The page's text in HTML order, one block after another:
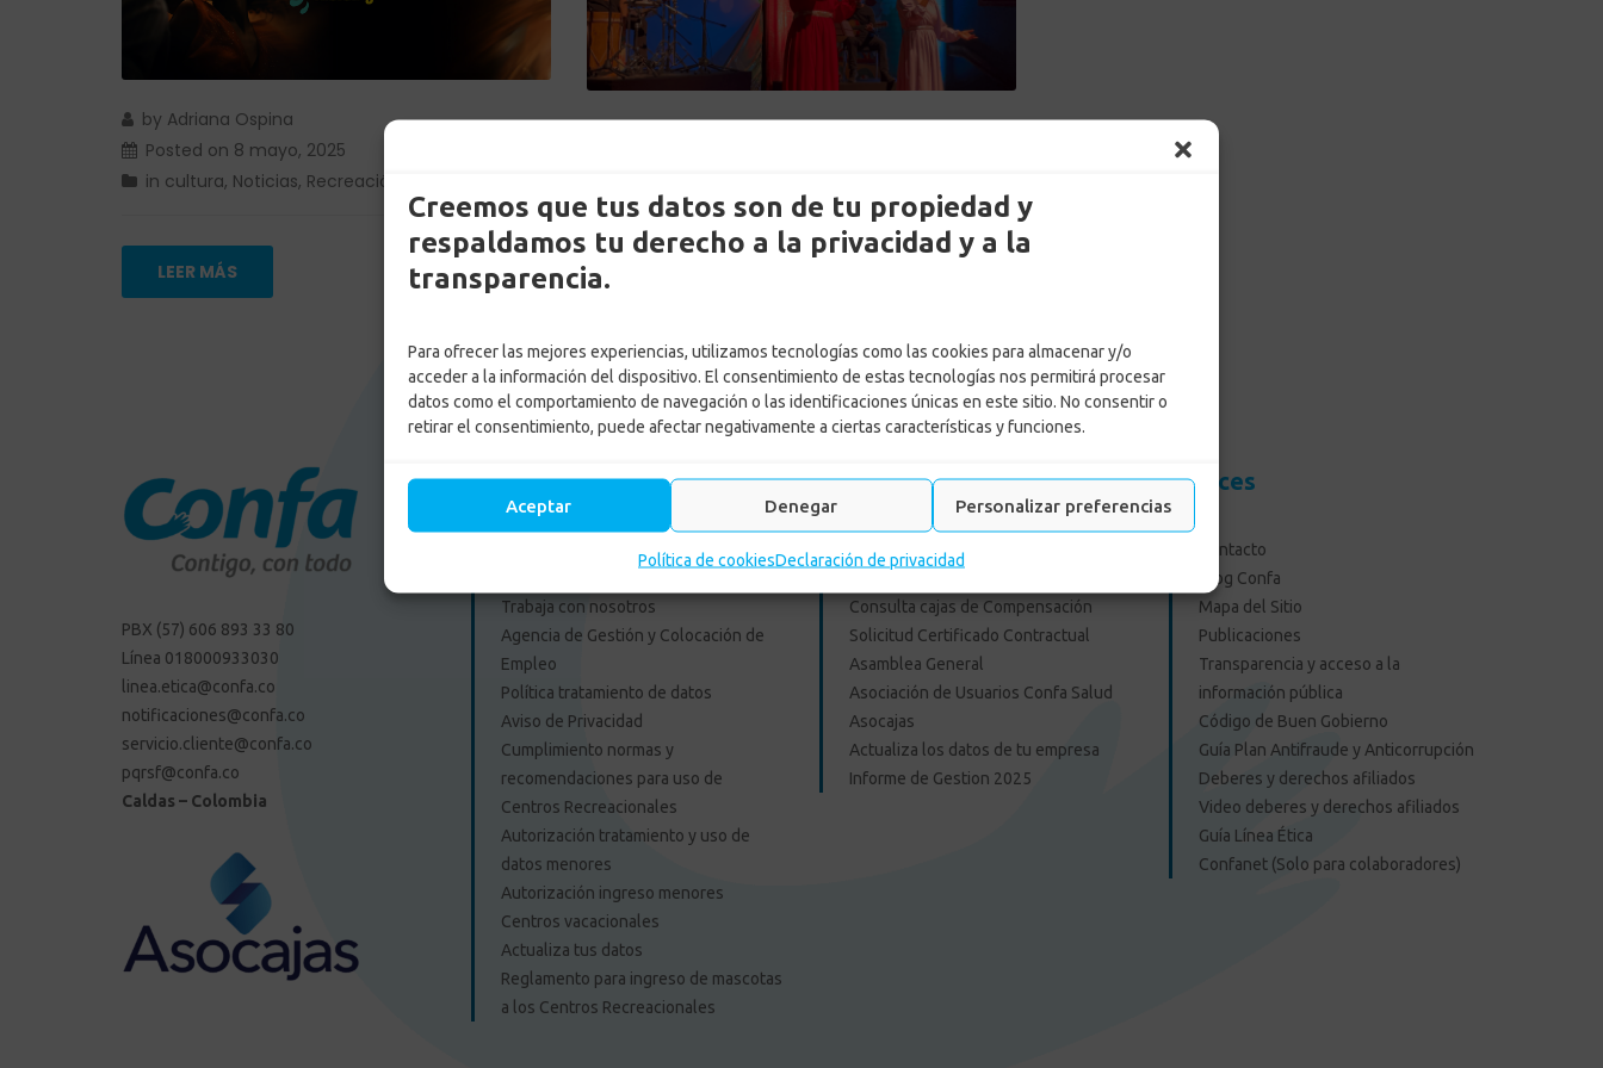
Creemos que tus datos son de tu propiedad y
respaldamos tu derecho a la privacidad y a la
transparencia.
Para ofrecer las mejores experiencias, utilizamos tecnologías como las cookies para almacenar y/o
acceder a la información del dispositivo. El consentimiento de estas tecnologías nos permitirá procesar
datos como el comportamiento de navegación o las identificaciones únicas en este sitio. No consentir o
retirar el consentimiento, puede afectar negativamente a ciertas características y funciones.
Aceptar Denegar Personalizar preferencias
Política de cookiesDeclaración de privacidad
by Adriana Ospina
Posted on 8 mayo, 2025
in cultura, Noticias, Recreación & Cultura
LEER MÁS
Noticias Plan Cultural Recreación & Cultura
PBX (57) 606 893 33 80
Línea 018000933030
linea.etica@confa.co
notificaciones@confa.co
servicio.cliente@confa.co
pqrsf@confa.co
Caldas – Colombia
Enlaces Externos Personas
PQRSF: tu opinión es importante
Trabaja con nosotros
Agencia de Gestión y Colocación de
Empleo
Política tratamiento de datos
Aviso de Privacidad
Cumplimiento normas y
recomendaciones para uso de
Centros Recreacionales
Autorización tratamiento y uso de
datos menores
Autorización ingreso menores
Centros vacacionales
Actualiza tus datos
Reglamento para ingreso de mascotas
a los Centros Recreacionales
Enlace Externos Empresas
Portal Proveedores
Consulta cajas de Compensación
Solicitud Certificado Contractual
Asamblea General
Asociación de Usuarios Confa Salud
Asocajas
Actualiza los datos de tu empresa
Informe de Gestion 2025
Enlaces
Contacto
Blog Confa
Mapa del Sitio
Publicaciones
Transparencia y acceso a la
información pública
Código de Buen Gobierno
Guía Plan Antifraude y Anticorrupción
Deberes y derechos afiliados
Video deberes y derechos afiliados
Guía Línea Ética
Confanet (Solo para colaboradores)